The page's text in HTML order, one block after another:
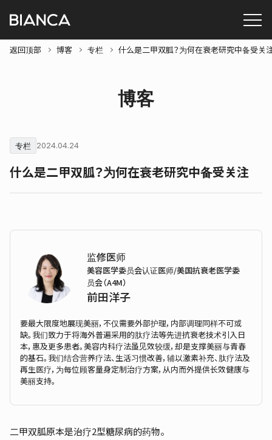
返回顶部 博客 专栏 什么是二甲双胍？为何在衰老研究中备受关
博客
专栏 2024.04.24
什么是二甲双胍？为何在衰老研究中备受关注
监修医师
美容医学委员会认证医师/美国抗衰老医学委
员会（A4M）
前田洋子
要最大限度地展现美丽，不仅需要外部护理，内部调理同样不可或
缺。我们致力于将海外普遍采用的肽疗法等先进抗衰老技术引入日
本，惠及更多患者。美容内科疗法虽见效较缓，却是支撑美丽与青春
的基石。我们结合营养疗法、生活习惯改善，辅以激素补充、肽疗法及
再生医疗，为每位顾客量身定制治疗方案，从内而外提供长效健康与
美丽支持。
二甲双胍原本是治疗2型糖尿病的药物。